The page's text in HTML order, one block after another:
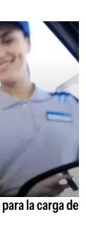
la carga de